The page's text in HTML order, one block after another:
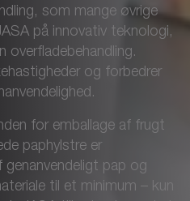
som mange øvrige
på innovativ teknologi,
overfladebehandling.
og forbedrer
for emballage af frugt
paphylstre er
pap og
til et minimum – kun